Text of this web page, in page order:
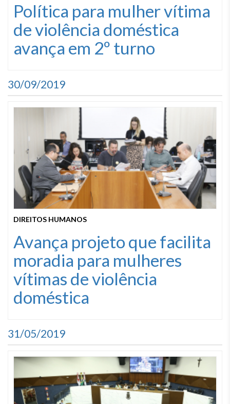
Política para mulher vítima
de violência doméstica
avança em 2º turno
30/09/2019
DIREITOS HUMANOS
Avança projeto que facilita
moradia para mulheres
vítimas de violência
doméstica
31/05/2019